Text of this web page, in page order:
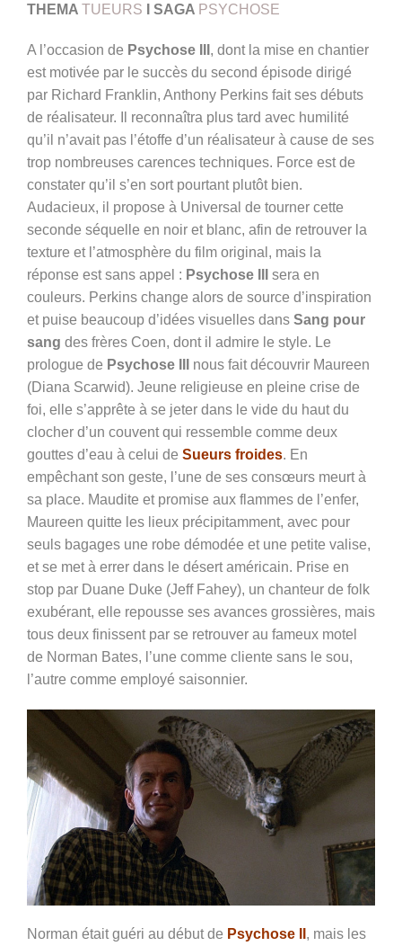
THEMA TUEURS SAGA PSYCHOSE
A l’occasion de Psychose III , dont la mise en chantier
est motivée par le succès du second épisode dirigé
par Richard Franklin, Anthony Perkins fait ses débuts
de réalisateur. Il reconnaîtra plus tard avec humilité
qu’il n’avait pas l’étoffe d’un réalisateur à cause de ses
trop nombreuses carences techniques. Force est de
constater qu’il s’en sort pourtant plutôt bien.
Audacieux, il propose à Universal de tourner cette
seconde séquelle en noir et blanc, afin de retrouver la
texture et l’atmosphère du film original, mais la
réponse est sans appel : Psychose III
sera en
couleurs. Perkins change alors de source d’inspiration
et puise beaucoup d’idées visuelles dans Sang pour
sang des frères Coen, dont il admire le style. Le
prologue de Psychose III
nous fait découvrir Maureen
(Diana Scarwid). Jeune religieuse en pleine crise de
foi, elle s’apprête à se jeter dans le vide du haut du
clocher d’un couvent qui ressemble comme deux
gouttes d’eau à celui de Sueurs froides. En
empêchant son geste, l’une de ses consœurs meurt à
sa place. Maudite et promise aux flammes de l’enfer,
Maureen quitte les lieux précipitamment, avec pour
seuls bagages une robe démodée et une petite valise,
et se met à errer dans le désert américain. Prise en
stop par Duane Duke (Jeff Fahey), un chanteur de folk
exubérant, elle repousse ses avances grossières, mais
tous deux finissent par se retrouver au fameux motel
de Norman Bates, l’une comme cliente sans le sou,
l’autre comme employé saisonnier.
Norman était guéri au début de Psychose II , mais les